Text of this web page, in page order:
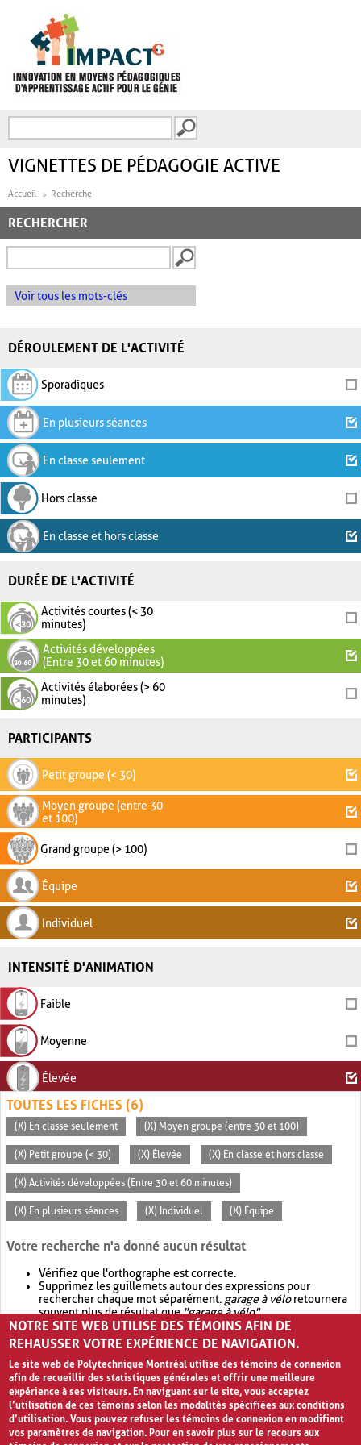
FORMULAIRE DE
VIGNETTES DE PÉDAGOGIE ACTIVE
Accueil Recherche
RECHERCHER
Voir tous les mots-clés
DÉROULEMENT DE L'ACTIVITÉ
Sporadiques
En plusieurs séances
En classe seulement
Hors classe
En classe et hors classe
DURÉE DE L'ACTIVITÉ
Activités courtes (< 30
minutes)
Activités développées
(Entre 30 et 60 minutes)
Activités élaborées (> 60
minutes)
PARTICIPANTS
Petit groupe (< 30)
Moyen groupe (entre 30
et 100)
Grand groupe (> 100)
Équipe
Individuel
INTENSITÉ D'ANIMATION
Faible
Moyenne
Élevée
TOUTES LES FICHES (6)
(X) En classe seulement (X) Moyen groupe (entre 30 et 100)
(X) Petit groupe (< 30) (X) Élevée (X) En classe et hors classe
(X) Activités développées (Entre 30 et 60 minutes)
(X) En plusieurs séances (X) Individuel (X) Équipe
Votre recherche n'a donné aucun résultat
Vérifiez que l'orthographe est correcte.
Supprimez les guillemets autour des expressions pour
rechercher chaque mot séparément. garage à véloretournera
souvent plus de résultat que"garage à vélo".
Envisagez d'élargir votre recherche avec OR.garage OR vélo
retournera souvent plus de résultat quegarage à vélo
NOTRE SITE WEB UTILISE DES TÉMOINS AFIN DE
REHAUSSER VOTRE EXPÉRIENCE DE NAVIGATION.
Le site web de Polytechnique Montréal utilise des témoins de connexion
afin de recueillir des statistiques générales et offrir une meilleure
expérience à ses visiteurs. En naviguant sur le site, vous acceptez
l’utilisation de ces témoins selon les modalités spécifiées aux conditions
d’utilisation. Vous pouvez refuser les témoins de connexion en modifiant
vos paramètres de navigation. Pour en savoir plus sur le recours aux